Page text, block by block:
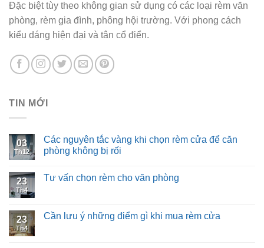
Đặc biệt tùy theo không gian sử dụng có các loại rèm văn
phòng, rèm gia đình, phông hội trường. Với phong cách
kiểu dáng hiện đại và tân cổ điển.
TIN MỚI
03
Th12
Các nguyên tắc vàng khi chọn rèm cửa để căn
phòng không bị rối
23
Th4
Tư vấn chọn rèm cho văn phòng
23
Th4
Cần lưu ý những điểm gì khi mua rèm cửa